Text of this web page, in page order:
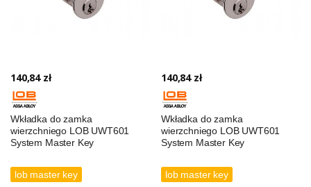
140,84 zł
Wkładka do zamka
wierzchniego LOB UWT601
System Master Key
lob master key
140,84 zł
Wkładka do zamka
wierzchniego LOB UWT601
System Master Key
lob master key